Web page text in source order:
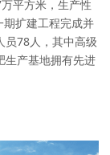
平方米，生产性
扩建工程完成并
员78人，其中高级
生产基地拥有先进